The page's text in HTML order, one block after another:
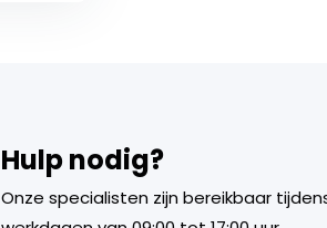
Hulp nodig?
Onze specialisten zijn bereikbaar